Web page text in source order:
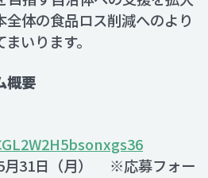
全体の食品ロス削減へのより
いります。
概要
5月31日（月） ※応募フォー